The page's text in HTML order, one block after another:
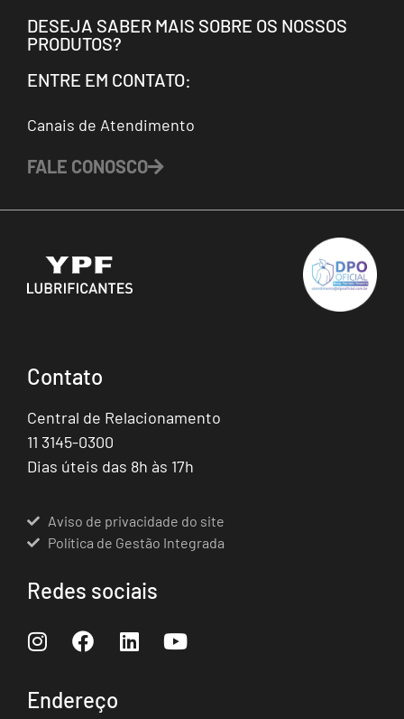
DESEJA SABER MAIS SOBRE OS NOSSOS
PRODUTOS?
ENTRE EM CONTATO:
Canais de Atendimento
FALE CONOSCO
Contato
Central de Relacionamento
11 3145-0300
Dias úteis das 8h às 17h
Aviso de privacidade do site
Política de Gestão Integrada
Redes sociais
Endereço